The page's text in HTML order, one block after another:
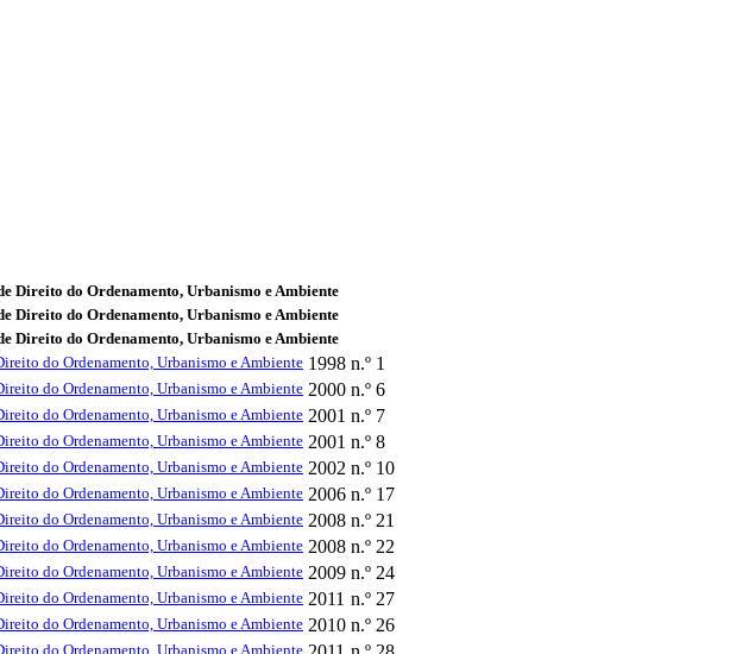
Direito do Ordenamento, Urbanismo e Ambiente
Direito do Ordenamento, Urbanismo e Ambiente
Direito do Ordenamento, Urbanismo e Ambiente
do Ordenamento, Urbanismo e Ambiente 1998 n.º 1
do Ordenamento, Urbanismo e Ambiente 2000 n.º 6
do Ordenamento, Urbanismo e Ambiente 2001 n.º 7
do Ordenamento, Urbanismo e Ambiente 2001 n.º 8
do Ordenamento, Urbanismo e Ambiente 2002 n.º 10
do Ordenamento, Urbanismo e Ambiente 2006 n.º 17
do Ordenamento, Urbanismo e Ambiente 2008 n.º 21
do Ordenamento, Urbanismo e Ambiente 2008 n.º 22
do Ordenamento, Urbanismo e Ambiente 2009 n.º 24
do Ordenamento, Urbanismo e Ambiente 2011 n.º 27
do Ordenamento, Urbanismo e Ambiente 2010 n.º 26
do Ordenamento, Urbanismo e Ambiente